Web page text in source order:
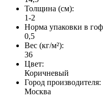
Толщина (см):
1-2
Норма упаковки в
0,5
Вес (кг/м²):
36
Цвет:
Коричневый
Город производителя:
Москва